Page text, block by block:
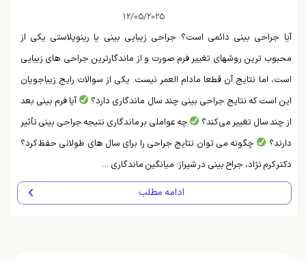
12/05/2025
آیا جراحی بینی دائمی است؟ جراحی زیبایی بینی یا رینوپلاستی یکی از
محبوب ترین روشهای تغییر فرم صورت و از ماندگارترین جراحی های زیبایی
است، اما نتایج آن قطعا مادام العمر نیست. یکی از سوالات رایج زیباجویان
این است که نتایج جراحی بینی چند سال ماندگاری دارد؟
آیا فرم بینی بعد
از چند سال تغییر می کند؟
چه عواملی بر ماندگاری نتیجه جراحی بینی تأثیر
دارند؟
چگونه می توان نتایج جراحی را برای سال های طولانی حفظ کرد؟
دکتر کرم نژاد، جراح بینی در شیراز: میانگین ماندگاری ...
ادامه مطلب